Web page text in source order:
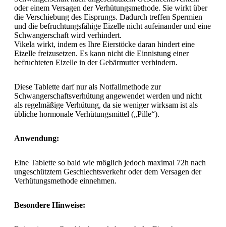
oder einem Versagen der Verhütungsmethode. Sie wirkt über
die Verschiebung des Eisprungs. Dadurch treffen Spermien
und die befruchtungsfähige Eizelle nicht aufeinander und eine
Schwangerschaft wird verhindert.
Vikela wirkt, indem es Ihre Eierstöcke daran hindert eine
Eizelle freizusetzen. Es kann nicht die Einnistung einer
befruchteten Eizelle in der Gebärmutter verhindern.
Diese Tablette darf nur als Notfallmethode zur
Schwangerschaftsverhütung angewendet werden und nicht
als regelmäßige Verhütung, da sie weniger wirksam ist als
übliche hormonale Verhütungsmittel („Pille“).
Anwendung:
Eine Tablette so bald wie möglich jedoch maximal 72h nach
ungeschütztem Geschlechtsverkehr oder dem Versagen der
Verhütungsmethode einnehmen.
Besondere Hinweise: